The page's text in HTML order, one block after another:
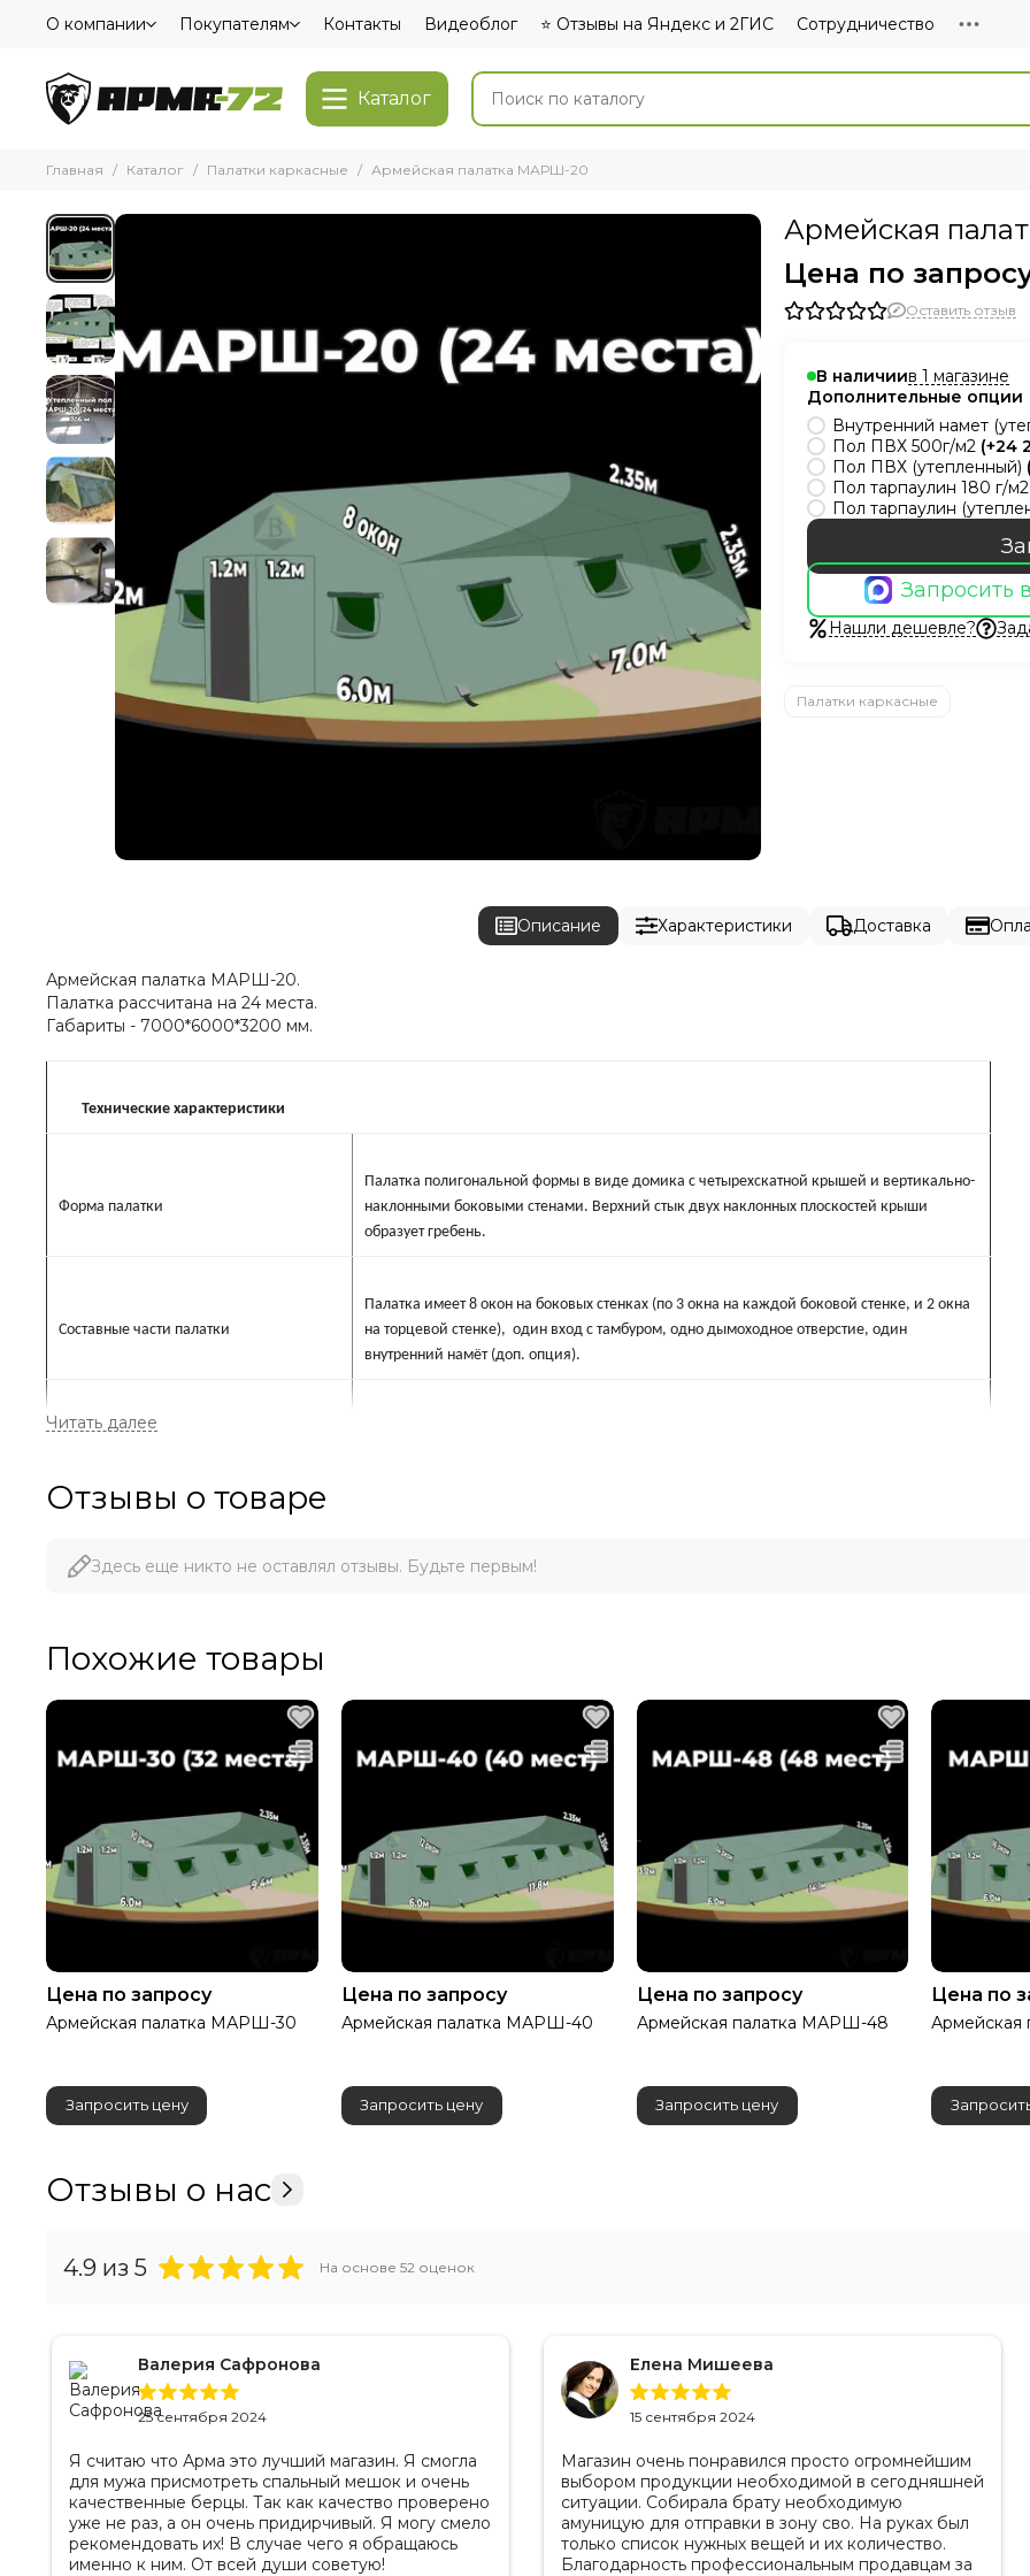
О компании Покупателям Контакты Видеоблог ⭐ Отзывы на Яндекс и 2ГИС Сотрудничество
Каталог
Главная Каталог Палатки каркасные Армейская палатка МАРШ-20
Армейская
Цена по
Оставить отзыв
В наличиив 1 магазине
Дополнительные опции
Внутренний намет
Пол ПВХ 500г/м2 (+24
Пол ПВХ (утепленный)
Пол тарпаулин 180 г/м2
Пол тарпаулин
Запросить
Нашли дешевле?
Палатки каркасные
Описание Характеристики Доставка
Армейская палатка МАРШ-20.
Палатка рассчитана на 24 места.
Габариты - 7000*6000*3200 мм.
Технические характеристики
Форма палатки
Палатка полигональной формы в виде домика с четырехскатной крышей и вертикально-
наклонными боковыми стенами. Верхний стык двух наклонных плоскостей крыши
образует гребень.
Составные части палатки
Палатка имеет 8 окон на боковых стенках (по 3 окна на каждой боковой стенке, и 2 окна
на торцевой стенке), один вход с тамбуром, одно дымоходное отверстие, один
внутренний намёт (доп. опция).
Во все оконные проемы вшита москитная сетка. Все окна укомплектованы оконными
На крыше палатки предусмотрено отверстие для выпуска печной трубы. Дымоходно-
вентиляционное отверстие предназначено для выпуска через крышу дымоходной
печной трубы при помощи разделки из
стеклотекстолита с отверстием Ø115 мм. для
выпуска трубы дымохода.
Защитный клапан на дымоходном
Дымоходно-вентиляционное отверстие оборудовано индивидуальным защитным
клапаном. В открытом положении клапан зафиксирован на 2-х подхватах с клевантами.
В закрытом состоянии клапан зафиксирован на застежках с клевантами.
Длина палатки, не менее 7,05 м
Высота по гребню, не менее 3,2 м
Вместимость, не менее
Количество окон
поливинилхлоридным покрытием плотностью не менее 630-650 г/м 2
Внутренний намёт
Внутренний намёт изготовлен из термоскрепленного иглопробивного полотна
плотностью 300 г/м
Отзывы о товаре
Здесь еще никто не оставлял отзывы. Будьте первым!
Похожие товары
Цена по запросу
Армейская палатка МАРШ-30
Запросить цену
Цена по запросу
Армейская палатка МАРШ-40
Запросить цену
Цена по запросу
Армейская палатка МАРШ-48
Запросить цену
Цена по
Отзывы о нас
4.9 из 5 На основе 52 оценок
Валерия Сафронова
25 сентября 2024
Я считаю что Арма это лучший магазин. Я смогла
для мужа присмотреть спальный мешок и очень
качественные берцы. Так как качество проверено
уже не раз, а он очень придирчивый. Я могу смело
рекомендовать их! В случае чего я обращаюсь
именно к ним. От всей души советую!
Елена Мишеева
15 сентября 2024
Магазин очень понравился просто огромнейшим
выбором продукции необходимой в сегодняшней
ситуации. Собирала брату необходимую
амуницую для отправки в зону сво. На руках был
только список нужных вещей и их количество.
Благодарность профессиональным продавцам за